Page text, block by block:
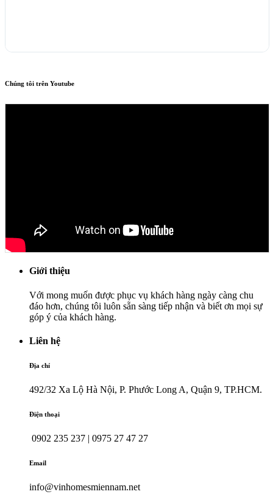
Chúng tôi trên Youtube
Giới thiệu
Với mong muốn được phục vụ khách hàng ngày càng chu
đáo hơn, chúng tôi luôn sẵn sàng tiếp nhận và biết ơn mọi sự
góp ý của khách hàng.
Liên hệ
Địa chỉ
492/32 Xa Lộ Hà Nội, P. Phước Long A, Quận 9, TP.HCM.
Điện thoại
0902 235 237 | 0975 27 47 27
Email
info@vinhomesmiennam.net